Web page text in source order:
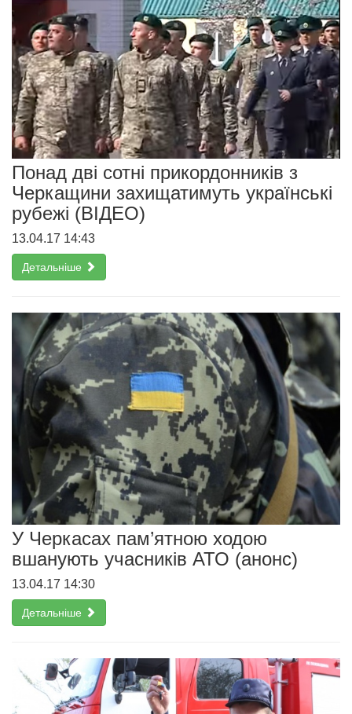
Понад дві сотні прикордонників з
Черкащини захищатимуть українські
рубежі (ВІДЕО)
13.04.17 14:43
Детальніше
У Черкасах пам’ятною ходою
вшанують учасників АТО (анонс)
13.04.17 14:30
Детальніше